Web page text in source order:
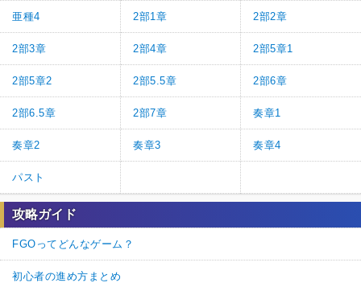
亜種4 2部1章 2部2章
2部3章 2部4章 2部5章1
2部5章2 2部5.5章 2部6章
2部6.5章 2部7章 奏章1
奏章2 奏章3 奏章4
パスト
攻略ガイド
FGOってどんなゲーム？
初心者の進め方まとめ